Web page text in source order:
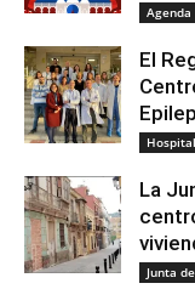
Agenda
El
La
Junta